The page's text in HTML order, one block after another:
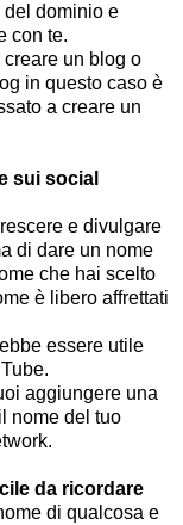
del dominio e
con te.
un blog o
in questo caso è
a creare un
sui social
e divulgare
di dare un nome
che hai scelto
è libero affrettati
essere utile
aggiungere una
nome del tuo
da ricordare
di qualcosa e